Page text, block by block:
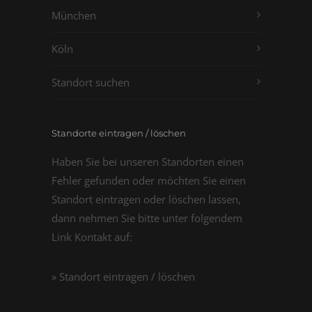
München
Köln
Standort suchen
Standorte eintragen / löschen
Haben Sie bei unseren Standorten einen
Fehler gefunden oder möchten Sie einen
Standort eintragen oder löschen lassen,
dann nehmen Sie bitte unter folgendem
Link Kontakt auf:
» Standort eintragen / löschen